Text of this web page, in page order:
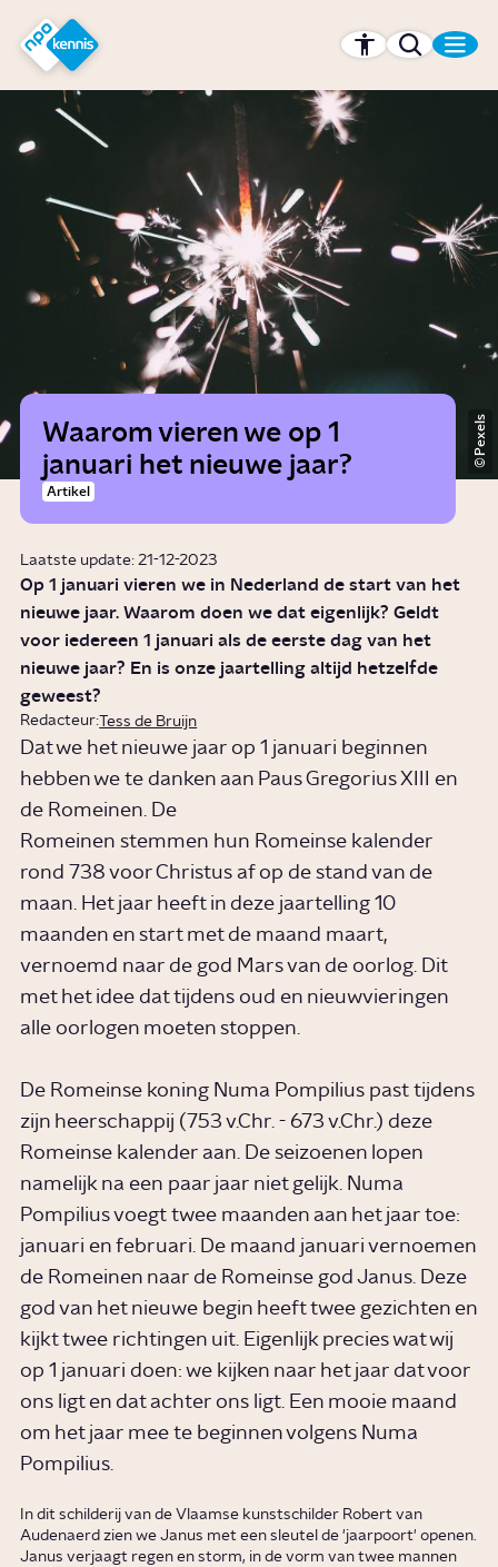
Hét kennisplatform van de NPO
Pexels
Waarom vieren we op 1
januari het nieuwe jaar?
Artikel
Laatste update: 21-12-2023
Op 1 januari vieren we in Nederland de start van het
nieuwe jaar. Waarom doen we dat eigenlijk? Geldt
voor iedereen 1 januari als de eerste dag van het
nieuwe jaar? En is onze jaartelling altijd hetzelfde
geweest?
Redacteur: Tess de Bruijn
Dat we het nieuwe jaar op 1 januari beginnen
hebben we te danken aan Paus Gregorius XIII en
de Romeinen. De
Romeinen stemmen hun Romeinse kalender
rond 738 voor Christus af op de stand van de
maan. Het jaar heeft in deze jaartelling 10
maanden en start met de maand maart,
vernoemd naar de god Mars van de oorlog. Dit
met het idee dat tijdens oud en nieuwvieringen
alle oorlogen moeten stoppen.
De Romeinse koning Numa Pompilius past tijdens
zijn heerschappij (753 v.Chr. - 673 v.Chr.) deze
Romeinse kalender aan. De seizoenen lopen
namelijk na een paar jaar niet gelijk. Numa
Pompilius voegt twee maanden aan het jaar toe:
januari en februari. De maand januari vernoemen
de Romeinen naar de Romeinse god Janus. Deze
god van het nieuwe begin heeft twee gezichten en
kijkt twee richtingen uit. Eigenlijk precies wat wij
op 1 januari doen: we kijken naar het jaar dat voor
ons ligt en dat achter ons ligt. Een mooie maand
om het jaar mee te beginnen volgens Numa
Pompilius.
In dit schilderij van de Vlaamse kunstschilder Robert van
Audenaerd zien we Janus met een sleutel de 'jaarpoort' openen.
Janus verjaagt regen en storm, in de vorm van twee mannen